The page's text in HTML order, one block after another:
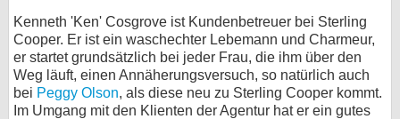
Kenneth 'Ken' Cosgrove ist Kundenbetreuer bei Sterling
Cooper. Er ist ein waschechter Lebemann und Charmeur,
er startet grundsätzlich bei jeder Frau, die ihm über den
Weg läuft, einen Annäherungsversuch, so natürlich auch
bei Peggy Olson, als diese neu zu Sterling Cooper kommt.
Im Umgang mit den Klienten der Agentur hat er ein gutes
Gewinnspiele
Forum